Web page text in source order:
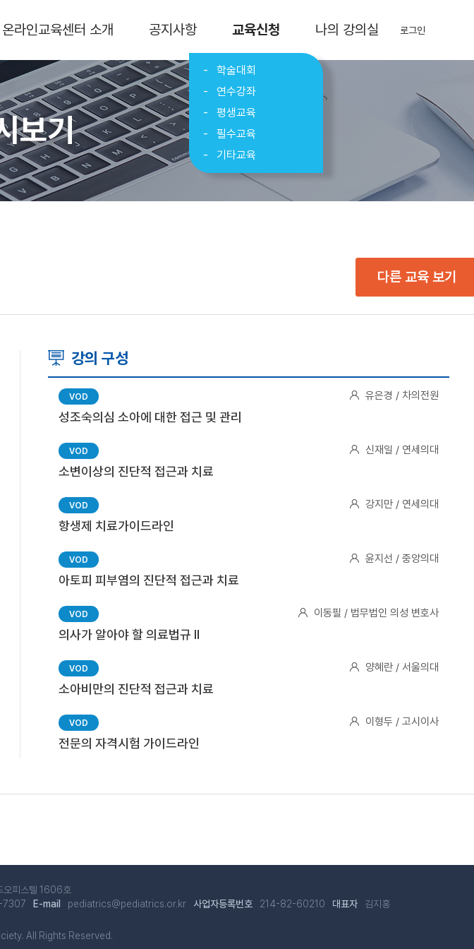
온라인교육센터 소개 공지사항 교육신청
학술대회
연수강좌
평생교육
필수교육
기타교육
나의 강의실 로그인
보기
다른 교육 보기
강의 구성
성조숙의심 소아에 대한 접근 및 관리
유은경 / 차의전원
소변이상의 진단적 접근과 치료
신재일 / 연세의대
항생제 치료가이드라인
강지만 / 연세의대
아토피 피부염의 진단적 접근과 치료
윤지선 / 중앙의대
의사가 알아야 할 의료법규 Ⅱ
이동필 / 법무법인 의성 변호사
소아비만의 진단적 접근과 치료
양혜란 / 서울의대
전문의 자격시험 가이드라인
이형두 / 고시이사
오피스텔 1606호
pediatrics@pediatrics.or.kr 214-82-60210 김지홍
All Rights Reserved.